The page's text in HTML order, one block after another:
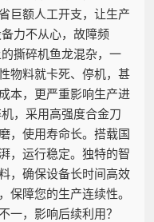
巨额人工开支，让生产
力不从心，故障频
撕碎机鱼龙混杂，一
物料就卡死、停机，甚
本，更严重影响生产进
，采用高强度合金刀
，使用寿命长。搭载国
，运行稳定。独特的智
，确保设备长时间高效
障您的生产连续性。
一，影响后续利用？